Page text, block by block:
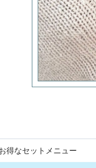
得なセットメニュー